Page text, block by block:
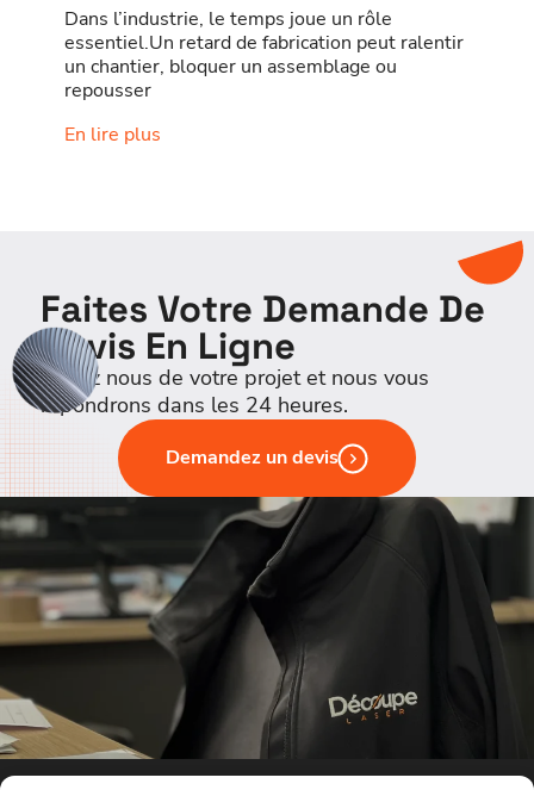
Dans l’industrie, le temps joue un rôle
essentiel.Un retard de fabrication peut ralentir
un chantier, bloquer un assemblage ou
repousser
En lire plus
Faites Votre Demande De
Devis En Ligne
Parlez nous de votre projet et nous vous
répondrons dans les 24 heures.
Demandez un devis